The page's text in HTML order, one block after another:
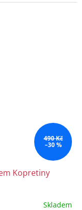
490 Kč
–30 %
Kopretiny
Skladem